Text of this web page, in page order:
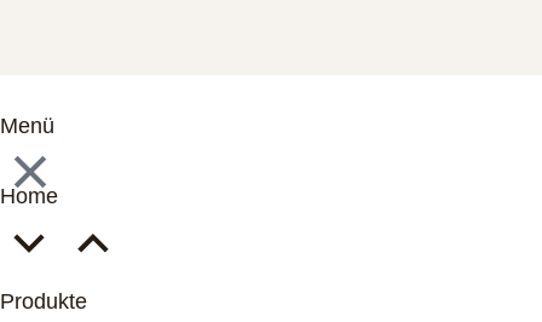
Menü
Home
Produkte